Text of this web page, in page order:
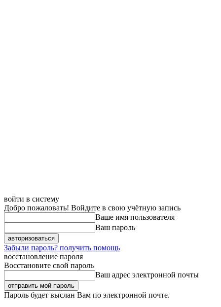
войти в систему
Добро пожаловать! Войдите в свою учётную запись
Ваше имя пользователя
Ваш пароль
Забыли пароль? получить помощь
восстановление пароля
Восстановите свой пароль
Ваш адрес электронной почты
Пароль будет выслан Вам по электронной почте.